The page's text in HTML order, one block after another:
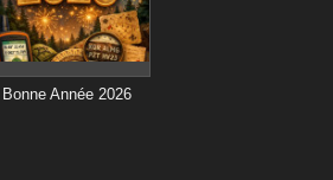
Bonne Année 2026